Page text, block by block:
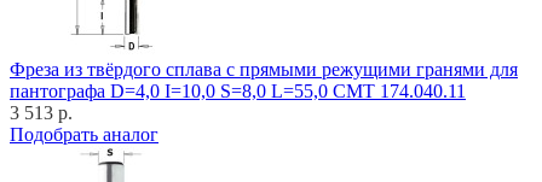
Фреза из твёрдого сплава с прямыми режущими гранями для
пантографа D=4,0 I=10,0 S=8,0 L=55,0 CMT 174.040.11
3 513 р.
Подобрать аналог